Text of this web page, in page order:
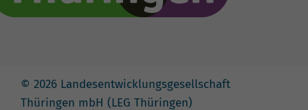
© 2026 Landesentwicklungsgesellschaft
Thüringen mbH (LEG Thüringen)